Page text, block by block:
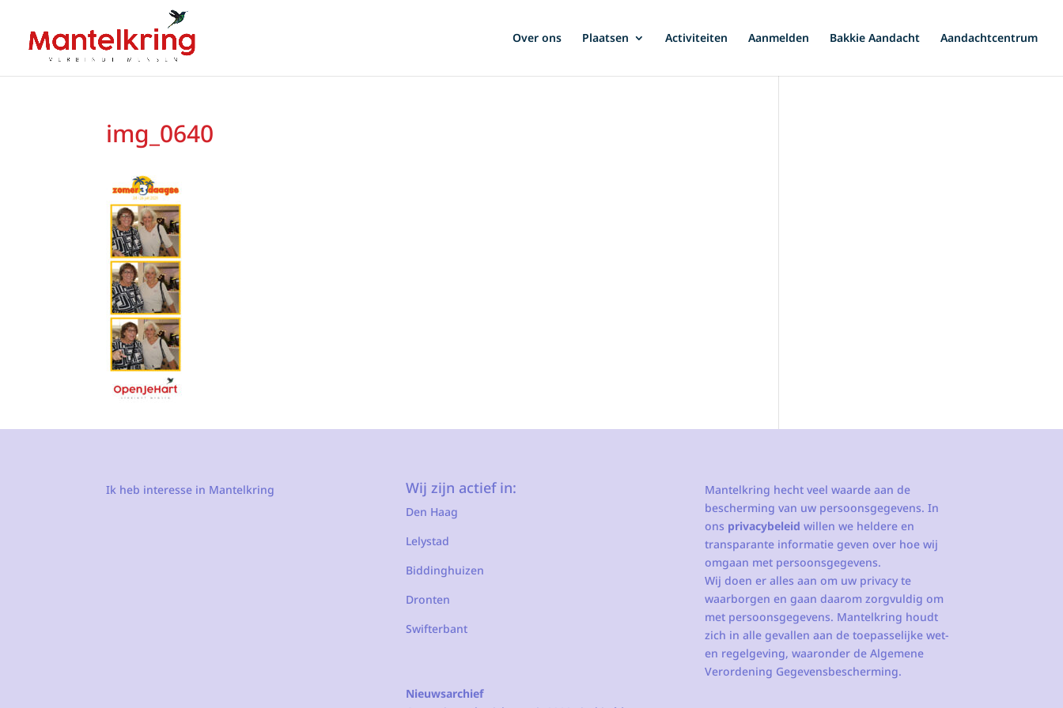
Over ons Plaatsen Activiteiten Aanmelden Bakkie Aandacht Aandachtcentrum
img_0640
Ik heb interesse in Mantelkring Wij zijn actief in:
Den Haag
Lelystad
Biddinghuizen
Dronten
Swifterbant
Nieuwsarchief
Mantelkring hecht veel waarde aan de
bescherming van uw persoonsgegevens. In
ons privacybeleid willen we heldere en
transparante informatie geven over hoe wij
omgaan met persoonsgegevens.
Wij doen er alles aan om uw privacy te
waarborgen en gaan daarom zorgvuldig om
met persoonsgegevens. Mantelkring houdt
zich in alle gevallen aan de toepasselijke wet-
en regelgeving, waaronder de Algemene
Verordening Gegevensbescherming.